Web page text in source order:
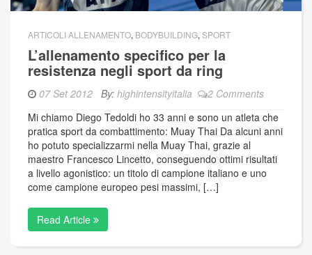
ARTICOLI ALLENAMENTO, BODYBUILDING, SPORT
L’allenamento specifico per la
resistenza negli sport da ring
07 Set 2012 By: highintensityitalia
2 Comments
Mi chiamo Diego Tedoldi ho 33 anni e sono un atleta che
pratica sport da combattimento: Muay Thai Da alcuni anni
ho potuto specializzarmi nella Muay Thai, grazie al
maestro Francesco Lincetto, conseguendo ottimi risultati
a livello agonistico: un titolo di campione italiano e uno
come campione europeo pesi massimi, […]
Read Article